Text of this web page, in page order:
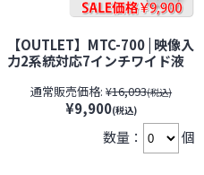
【OUTLET】MTC-700 | 映像入
力2系統対応7インチワイド液
メラ 台数限定
通常販売価格: ¥16,093(税込)
¥9,900(税込)
数量： 個